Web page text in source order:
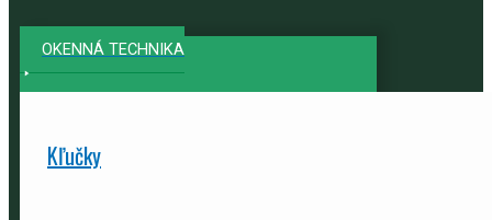
OKENNÁ TECHNIKA
Kľučky